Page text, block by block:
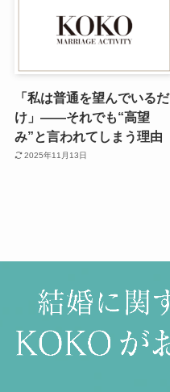
「私は普通を望んでいるだ
け」——それでも“高望
み”と言われてしまう理由
2025年11月13日